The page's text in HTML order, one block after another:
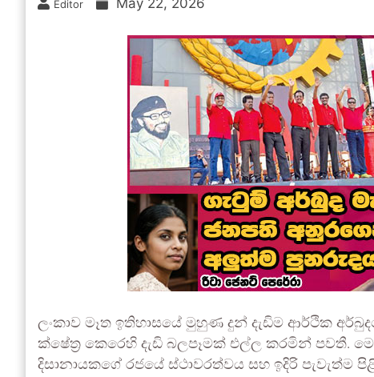
Editor May 22, 2026
ලංකාව මෑත ඉතිහාසයේ මුහුණ දුන් දැඩිම ආර්ථික
ක්ෂේත්‍ර කෙරෙහි දැඩි බලපෑමක් එල්ල කරමින් පවතී.
දිසානායකගේ රජයේ ස්ථාවරත්වය සහ ඉදිරි පැවැත්ම